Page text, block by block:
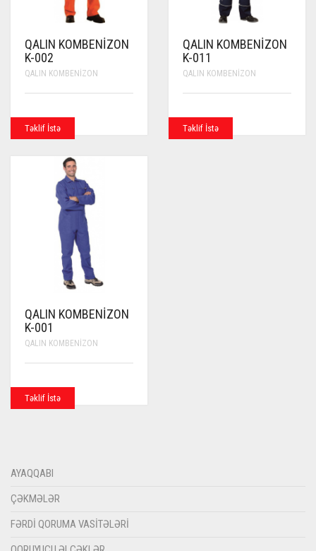
QALIN KOMBENIZON
K-002
QALIN KOMBENIZON
Təklif İstə
QALIN KOMBENIZON
K-011
QALIN KOMBENIZON
Təklif İstə
QALIN KOMBENIZON
K-001
QALIN KOMBENIZON
Təklif İstə
AYAQQABI
ÇƏKMƏLƏR
FƏRDI QORUMA VASITƏLƏRI